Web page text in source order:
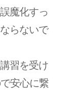
魔化すっ
らないで
習を受け
安心に繋